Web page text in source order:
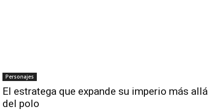
Personajes
El estratega que expande su imperio más allá
del polo